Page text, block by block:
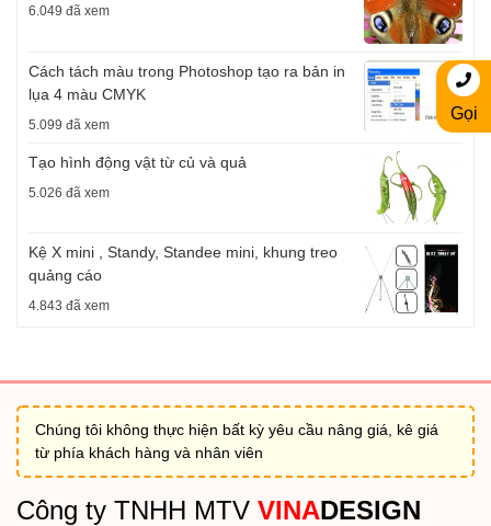
6.049 đã xem
Cách tách màu trong Photoshop tạo ra bản in
lụa 4 màu CMYK
5.099 đã xem
Tạo hình động vật từ củ và quả
5.026 đã xem
Kệ X mini , Standy, Standee mini, khung treo
quảng cáo
4.843 đã xem
Chúng tôi không thực hiện bất kỳ yêu cầu nâng giá, kê giá
từ phía khách hàng và nhân viên
Công ty TNHH MTV VINADESIGN
Gọi